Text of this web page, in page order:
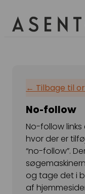
ORGANIC
SEO
GEO
Programmatic
FÅ KORTLAGT
Viden
Blog
Webinar
Whitepapers
Om os
Karriere
Nyhedsbrev
← Tilbage til
No-follow
No-follow links
hvor der er
“no-follow”.
og tage det i
af